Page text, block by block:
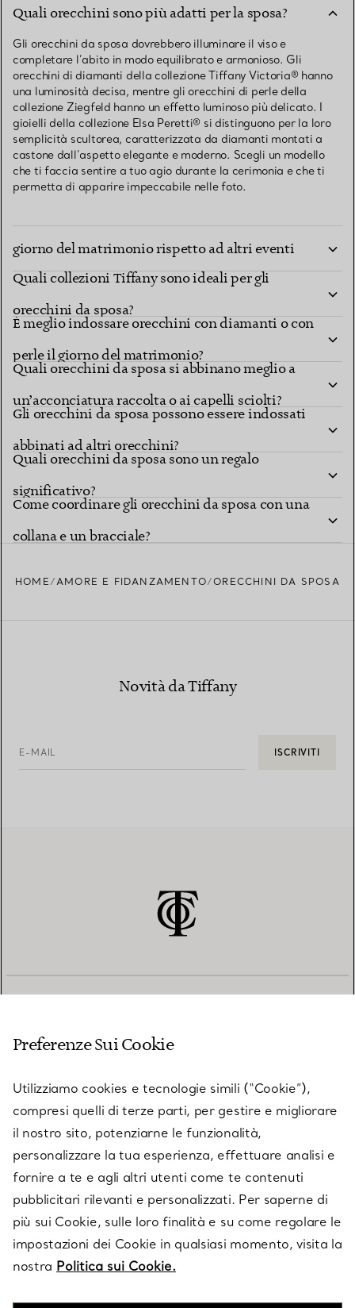
Quali orecchini sono più adatti per la sposa?
Gli orecchini da sposa dovrebbero illuminare il viso e
completare l’abito in modo equilibrato e armonioso. Gli
orecchini di diamanti della collezione Tiffany Victoria® hanno
una luminosità decisa, mentre gli orecchini di perle della
collezione Ziegfeld hanno un effetto luminoso più delicato. I
gioielli della collezione Elsa Peretti® si distinguono per la loro
semplicità scultorea, caratterizzata da diamanti montati a
castone dall’aspetto elegante e moderno. Scegli un modello
che ti faccia sentire a tuo agio durante la cerimonia e che ti
permetta di apparire impeccabile nelle foto.
giorno del matrimonio rispetto ad altri eventi
nuziali?
Quali collezioni Tiffany sono ideali per gli
orecchini da sposa?
È meglio indossare orecchini con diamanti o con
perle il giorno del matrimonio?
Quali orecchini da sposa si abbinano meglio a
un’acconciatura raccolta o ai capelli sciolti?
Gli orecchini da sposa possono essere indossati
abbinati ad altri orecchini?
Quali orecchini da sposa sono un regalo
significativo?
Come coordinare gli orecchini da sposa con una
collana e un bracciale?
HOME AMORE E FIDANZAMENTO ORECCHINI DA SPOSA
Novità da Tiffany
E-MAIL ISCRIVITI
SU TIFFANY & CO.
LEGALE
SEGUICI
Preferenze Sui Cookie
Utilizziamo cookies e tecnologie simili (“Cookie”),
compresi quelli di terze parti, per gestire e migliorare
il nostro sito, potenziarne le funzionalità,
personalizzare la tua esperienza, effettuare analisi e
fornire a te e agli altri utenti come te contenuti
pubblicitari rilevanti e personalizzati. Per saperne di
più sui Cookie, sulle loro finalità e su come regolare le
impostazioni dei Cookie in qualsiasi momento, visita la
nostra Politica sui Cookie.